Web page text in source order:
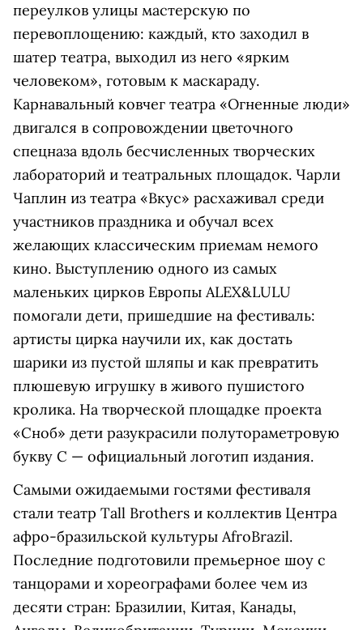
переулков улицы мастерскую по
перевоплощению: каждый, кто заходил в
шатер театра, выходил из него «ярким
человеком», готовым к маскараду.
Карнавальный ковчег театра «Огненные люди»
двигался в сопровождении цветочного
спецназа вдоль бесчисленных творческих
лабораторий и театральных площадок. Чарли
Чаплин из театра «Вкус» расхаживал среди
участников праздника и обучал всех
желающих классическим приемам немого
кино. Выступлению одного из самых
маленьких цирков Европы ALEX&LULU
помогали дети, пришедшие на фестиваль:
артисты цирка научили их, как достать
шарики из пустой шляпы и как превратить
плюшевую игрушку в живого пушистого
кролика. На творческой площадке проекта
«Сноб» дети разукрасили полутораметровую
букву С — официальный логотип издания.
Самыми ожидаемыми гостями фестиваля
стали театр Tall Brothers и коллектив Центра
афро-бразильской культуры AfroBrazil.
Последние подготовили премьерное шоу с
танцорами и хореографами более чем из
десяти стран: Бразилии, Китая, Канады,